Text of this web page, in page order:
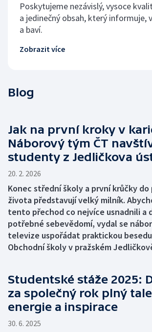
Poskytujeme nezávislý, vysoce
a jedinečný obsah, který informuje,
a baví.
Zobrazit více
Blog
Jak na první kroky v
Náborový tým ČT
studenty z Jedličkova
20. 2. 2026
Konec střední školy a první krůčky
života představují velký milník.
tento přechod co nejvíce usnadnili a
potřebné sebevědomí, vydal se
televize uspořádat praktickou
Obchodní školy v pražském
Studentské stáže 2025:
za společný rok plný
energie a inspirace
30. 6. 2025